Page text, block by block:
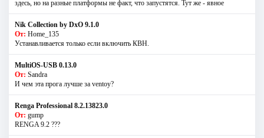
здесь, но на разные платформы не факт, что запустятся. Тут же - явное
Nik Collection by DxO 9.1.0
От: Home_135
Устанавливается только если включить КВН.
MultiOS-USB 0.13.0
От: Sandra
И чем эта прога лучше за ventoy?
Renga Professional 8.2.13823.0
От: gump
RENGA 9.2 ???